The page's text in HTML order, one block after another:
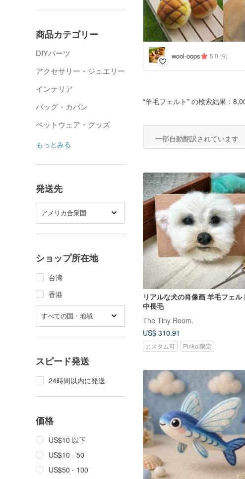
商品カテゴリー
DIYパーツ
アクセサリー・ジュエリー
インテリア
バッグ・カバン
ペットウェア・グッズ
もっとみる
発送先
アメリカ合衆国
ショップ所在地
台湾
香港
すべての国・地域
スピード発送
24時間以内に発送
価格
US$10 以下
US$10 - 50
US$50 - 100
wool-oops 5.0 (9)
“羊毛フェルト” の検索結果：
一部自動翻訳されています
リアルな犬の肖像画 羊毛フェル
中長毛
The Tiny Room.
US$ 310.91
カスタム可 Pinkoi限定